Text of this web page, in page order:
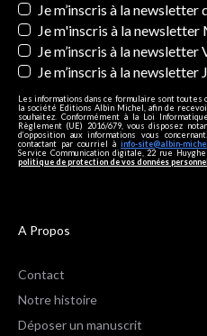
Newsletters
Je m’inscris à la
Je m'inscris à la newsletter
Je m’inscris à la newsletter
Je m’inscris à la newsletter
Les informations dans ce formulaire sont
la société Editions Albin Michel, afin de
souhaitez. Conformément à la Loi
Règlement (UE) 2016/679, vous disposez
d’opposition aux informations vous
contactant par courriel à info-site@albin-
Service Communication digitale, 22 rue
politique de protection de vos données
A Propos
Contact
Notre histoire
Déposer un manuscrit